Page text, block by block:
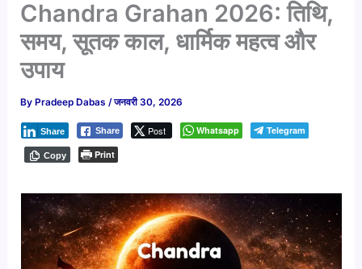
Chandra Grahan 2026: तिथि,
समय, सूतक काल, धार्मिक महत्व और
उपाय
By Pradeep Dabas/जनवरी 30, 2026
Share Post
Share Whatsapp Telegram
Copy Print